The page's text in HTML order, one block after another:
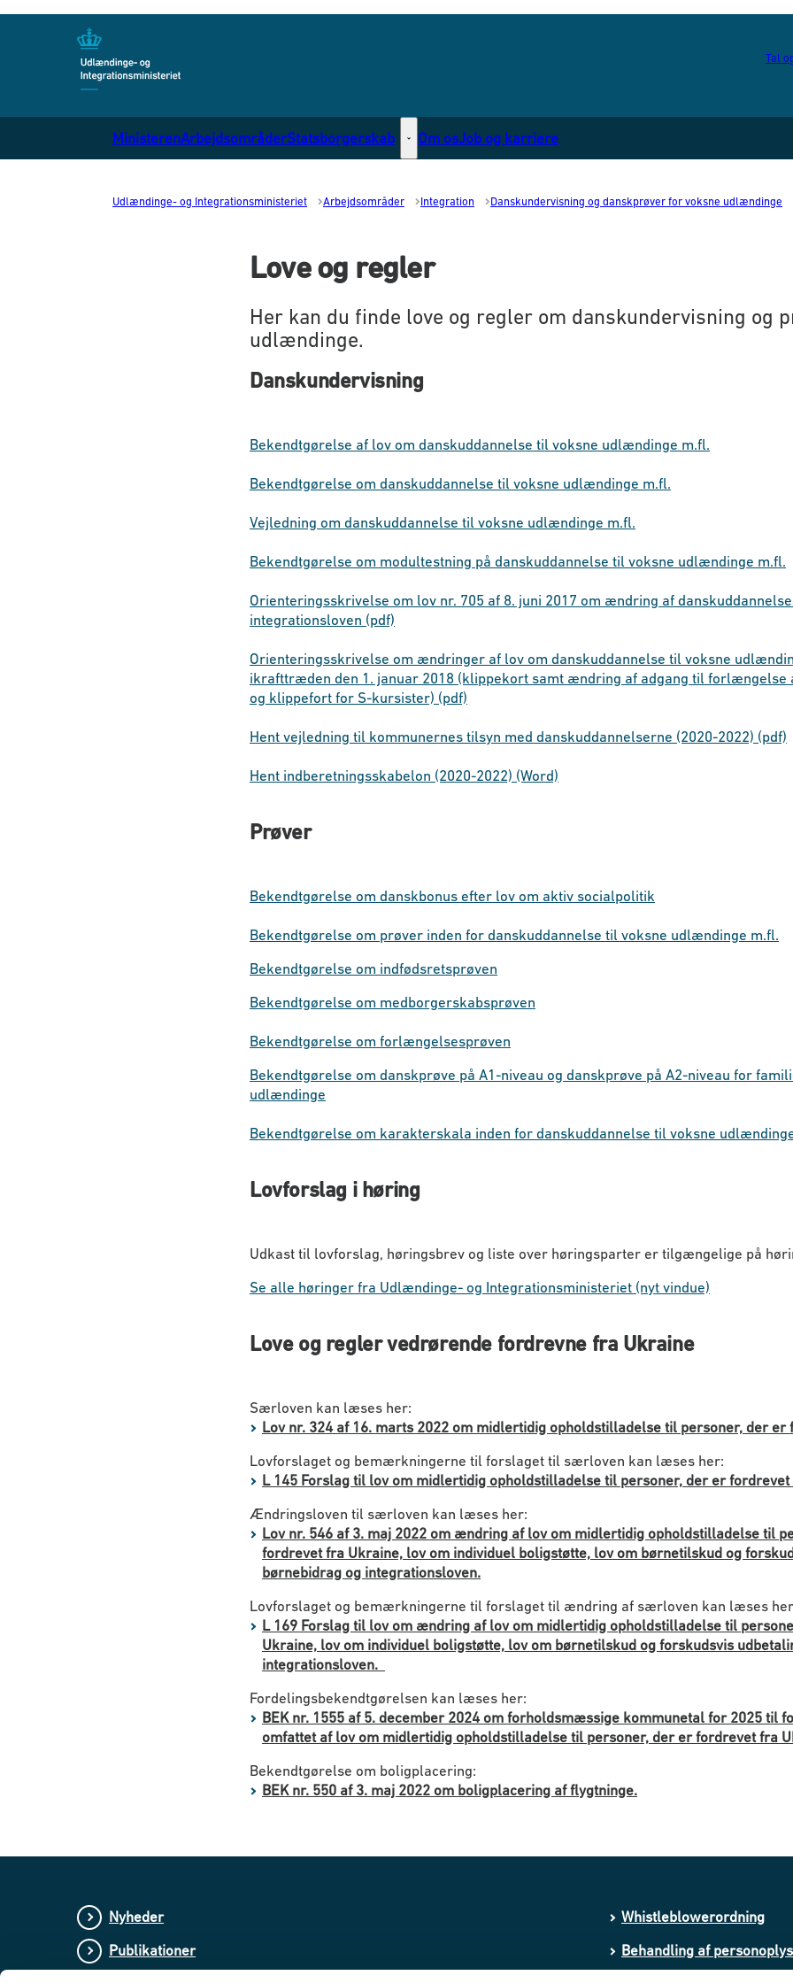
Tal
MinisterenArbejdsområderStatsborgerskab Statsborgerskab - Flere links
Om osJob og karriere
Udlændinge- og Integrationsministeriet Arbejdsområder Integration Danskundervisning og danskprøver for voksne udlændinge
Love og regler
Her kan du finde love og regler om danskundervisning og
udlændinge.
Danskundervisning
Bekendtgørelse af lov om danskuddannelse til voksne udlændinge m.fl.
Bekendtgørelse om danskuddannelse til voksne udlændinge m.fl.
Vejledning om danskuddannelse til voksne udlændinge m.fl.
Bekendtgørelse om modultestning på danskuddannelse til voksne udlændinge m.fl.
Orienteringsskrivelse om lov nr. 705 af 8. juni 2017 om ændring af
integrationsloven (pdf)
Orienteringsskrivelse om ændringer af lov om danskuddannelse til voksne
ikrafttræden den 1. januar 2018 (klippekort samt ændring af adgang til forlængelse
og klippefort for S-kursister) (pdf)
Hent vejledning til kommunernes tilsyn med danskuddannelserne (2020-2022) (pdf)
Hent indberetningsskabelon (2020-2022) (Word)
Prøver
Bekendtgørelse om danskbonus efter lov om aktiv socialpolitik
Bekendtgørelse om prøver inden for danskuddannelse til voksne udlændinge m.fl.
Bekendtgørelse om indfødsretsprøven
Bekendtgørelse om medborgerskabsprøven
Bekendtgørelse om forlængelsesprøven
Bekendtgørelse om danskprøve på A1-niveau og danskprøve på A2-niveau for
udlændinge
Bekendtgørelse om karakterskala inden for danskuddannelse til voksne
Lovforslag i høring
Udkast til lovforslag, høringsbrev og liste over høringsparter er tilgængelige på
Se alle høringer fra Udlændinge- og Integrationsministeriet (nyt vindue)
Love og regler vedrørende fordrevne fra Ukraine
Særloven kan læses her:
Lov nr. 324 af 16. marts 2022 om midlertidig opholdstilladelse til personer, der
Lovforslaget og bemærkningerne til forslaget til særloven kan læses her:
L 145 Forslag til lov om midlertidig opholdstilladelse til personer, der er
Ændringsloven til særloven kan læses her:
Lov nr. 546 af 3. maj 2022 om ændring af lov om midlertidig opholdstilladelse til
fordrevet fra Ukraine, lov om individuel boligstøtte, lov om børnetilskud og
børnebidrag og integrationsloven.
Lovforslaget og bemærkningerne til forslaget til ændring af særloven kan læses
L 169 Forslag til lov om ændring af lov om midlertidig opholdstilladelse til
Ukraine, lov om individuel boligstøtte, lov om børnetilskud og forskudsvis
integrationsloven.
Fordelingsbekendtgørelsen kan læses her:
BEK nr. 1555 af 5. december 2024 om forholdsmæssige kommunetal for 2025 til
omfattet af lov om midlertidig opholdstilladelse til personer, der er fordrevet fra
Bekendtgørelse om boligplacering:
BEK nr. 550 af 3. maj 2022 om boligplacering af flygtninge.
Nyheder
Publikationer
Whistleblowerordning
Behandling af